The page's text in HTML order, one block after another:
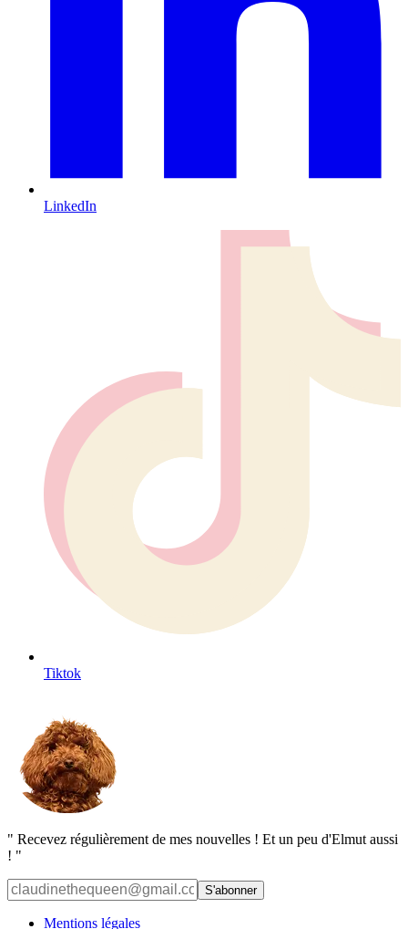
LinkedIn
Tiktok
" Recevez régulièrement de mes nouvelles ! Et un peu d'Elmut aussi
! "
S'abonner
Mentions légales